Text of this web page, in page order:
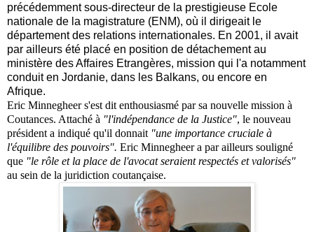
précédemment sous-directeur de la prestigieuse Ecole
nationale de la magistrature (ENM), où il dirigeait le
département des relations internationales. En 2001, il avait
par ailleurs été placé en position de détachement au
ministère des Affaires Etrangères, mission qui l'a notamment
conduit en Jordanie, dans les Balkans, ou encore en
Afrique.
Eric Minnegheer s'est dit enthousiasmé par sa nouvelle mission à
Coutances. Attaché à "l'indépendance de la Justice", le nouveau
président a indiqué qu'il donnait "une importance cruciale à
l'équilibre des pouvoirs". Eric Minnegheer a par ailleurs souligné
que "le rôle et la place de l'avocat seraient respectés et valorisés"
au sein de la juridiction coutançaise.